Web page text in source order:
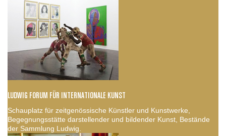
LUDWIG FORUM FÜR INTERNATIONALE KUNST
Schauplatz für zeitgenössische Künstler und Kunstwerke,
Begegnungsstätte darstellender und bildender Kunst, Bestände
der Sammlung Ludwig.